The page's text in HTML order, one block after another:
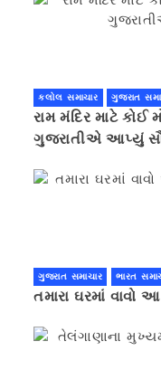
કલોલ સમાચાર ગુજરાત
રામ મંદિર માટે
ગુજરાતીએ આપ્યું
ગુજરાત સમાચાર ભારત
તમારા ઘરમાં વાવો